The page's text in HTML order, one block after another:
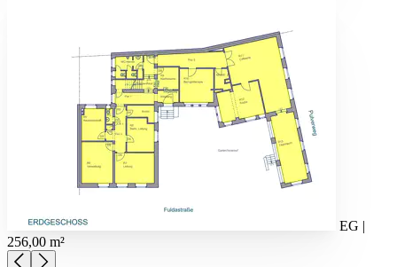
EG |
256,00 m²